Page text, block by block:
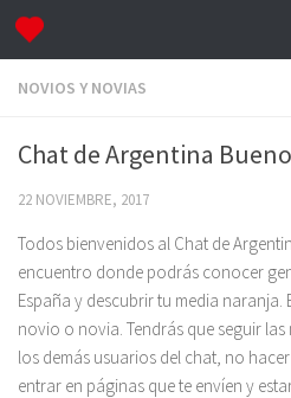
NOVIOS Y NOVIAS
Chat de Argentina
22 NOVIEMBRE, 2017
Todos bienvenidos al Chat de
encuentro donde podrás conocer
España y descubrir tu media
novio o novia. Tendrás que seguir
los demás usuarios del chat, no
entrar en páginas que te envíen y